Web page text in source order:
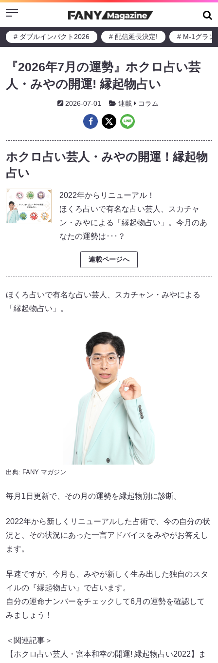
Menu
# ダブルインパクト2026 # 配信延長決定! # M-1グラン
『2026年7月の運勢』ホクロ占い芸
人・みやの開運! 縁起物占い
2026-07-01 連載 コラム
ホクロ占い芸人・みやの開運！縁起物
占い
2022年からリニューアル！
ほくろ占いで有名な占い芸人、スカチャ
ン・みやによる「縁起物占い」。今月のあ
なたの運勢は･･･？
連載ページへ
ほくろ占いで有名な占い芸人、スカチャン・みやによる
「縁起物占い」。
出典: FANY マガジン
毎月1日更新で、その月の運勢を縁起物別に診断。
2022年から新しくリニューアルした占術で、今の自分の状
況と、その状況にあった一言アドバイスをみやがお答えし
ます。
早速ですが、今月も、みやが新しく生み出した独自のスタ
イルの『縁起物占い』で占います。
自分の運命ナンバーをチェックして6月の運勢を確認して
みましょう！
＜関連記事＞
【ホクロ占い芸人・宮本和幸の開運! 縁起物占い2022】ま